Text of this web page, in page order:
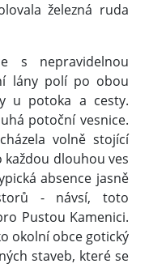
železná ruda
s nepravidelnou
lány polí po obou
u potoka a cesty.
potoční vesnice.
volně stojící
dlouhou ves
absence jasně
- návsí, toto
Pustou Kamenici.
okolní obce gotický
staveb, které se